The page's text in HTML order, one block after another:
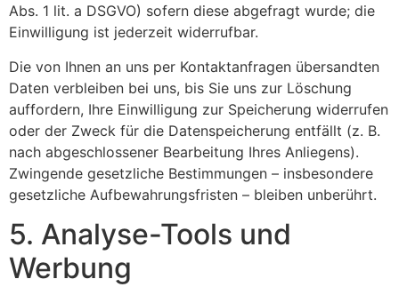
Abs. 1 lit. a DSGVO) sofern diese abgefragt wurde; die
Einwilligung ist jederzeit widerrufbar.
Die von Ihnen an uns per Kontaktanfragen übersandten
Daten verbleiben bei uns, bis Sie uns zur Löschung
auffordern, Ihre Einwilligung zur Speicherung widerrufen
oder der Zweck für die Datenspeicherung entfällt (z. B.
nach abgeschlossener Bearbeitung Ihres Anliegens).
Zwingende gesetzliche Bestimmungen – insbesondere
gesetzliche Aufbewahrungsfristen – bleiben unberührt.
5. Analyse-Tools und
Werbung